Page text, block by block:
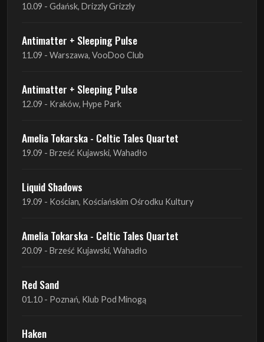
10.09 - Gdańsk, Drizzly Grizzly
Antimatter + Sleeping Pulse
11.09 - Warszawa, VooDoo Club
Antimatter + Sleeping Pulse
12.09 - Kraków, Hype Park
Amelia Tokarska - Celtic Tales Quartet
19.09 - Brześć Kujawski, Wahadło
Liquid Shadows
19.09 - Kościan, Kościańskim Ośrodku Kultury
Amelia Tokarska - Celtic Tales Quartet
20.09 - Brześć Kujawski, Wahadło
Red Sand
01.10 - Poznań, Klub Pod Minogą
Haken